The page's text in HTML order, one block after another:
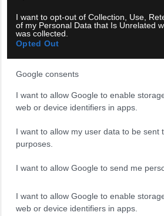
I want to opt-out of Collection, Use,
of my Personal Data that Is Unrelated
was collected.
Opted Out
Google consents
I want to allow Google to enable
web or device identifiers in apps.
I want to allow my user data to be sent
purposes.
I want to allow Google to send me
I want to allow Google to enable
web or device identifiers in apps.